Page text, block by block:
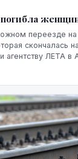
переезде на
скончалась
агентству ЛЕТА в